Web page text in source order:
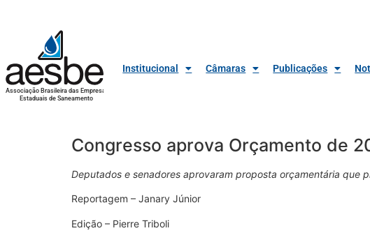
Associação Brasileira das Empresas
Estaduais de Saneamento
Institucional Câmaras Publicações
Congresso aprova Orçamento de
Deputados e senadores aprovaram proposta orçamentária que
Reportagem – Janary Júnior
Edição – Pierre Triboli